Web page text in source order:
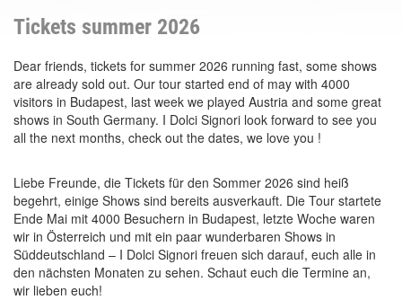
Tickets summer 2026
Dear friends, tickets for summer 2026 running fast, some shows
are already sold out. Our tour started end of may with 4000
visitors in Budapest, last week we played Austria and some great
shows in South Germany. I Dolci Signori look forward to see you
all the next months, check out the dates, we love you !
Liebe Freunde, die Tickets für den Sommer 2026 sind heiß
begehrt, einige Shows sind bereits ausverkauft. Die Tour startete
Ende Mai mit 4000 Besuchern in Budapest, letzte Woche waren
wir in Österreich und mit ein paar wunderbaren Shows in
Süddeutschland – I Dolci Signori freuen sich darauf, euch alle in
den nächsten Monaten zu sehen. Schaut euch die Termine an,
wir lieben euch!